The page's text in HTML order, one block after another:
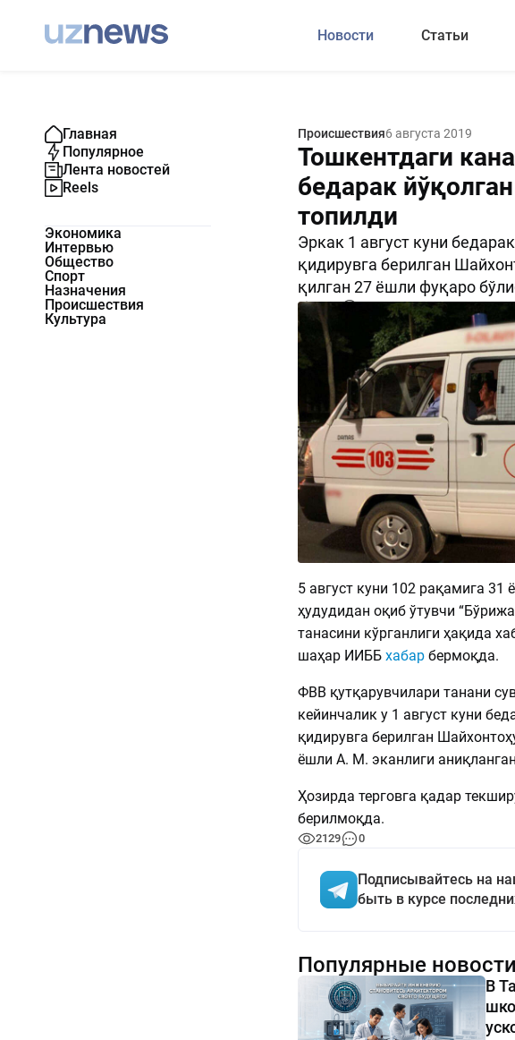
Новости Статьи
Главная
Популярное
Лента новостей
Reels
Экономика
Интервью
Общество
Спорт
Назначения
Происшествия
Культура
Происшествия6 августа 2019
Тошкентдаги
бедарак
топилди
Эркак 1 август куни
қидирувга берилган
қилган 27 ёшли фуқаро
5 август куни 102 рақамига
ҳудудидан оқиб ўтувчи
танасини кўрганлиги ҳақида
шаҳар ИИББ хабарбермоқда.
ФВВ қутқарувчилари танани
кейинчалик у 1 август куни
қидирувга берилган
ёшли А. М. эканлиги
Ҳозирда терговга қадар
берилмоқда.
2129 0
Подписывайтесь на
быть в курсе
Популярные новости
В